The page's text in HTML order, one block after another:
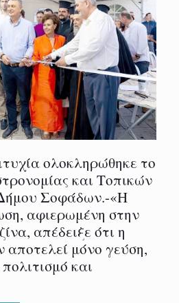
ολοκληρώθηκε το
και Τοπικών
Σοφάδων.-«Η
αφιερωμένη στην
απέδειξε ότι η
αποτελεί μόνο γεύση,
και